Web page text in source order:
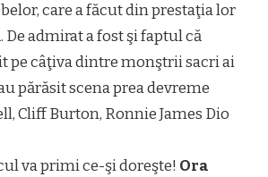
care a făcut din prestaţia lor
De admirat a fost şi faptul că
pe câţiva dintre monştrii sacri ai
părăsit scena prea devreme
Cliff Burton, Ronnie James Dio
va primi ce-şi doreşte! Ora